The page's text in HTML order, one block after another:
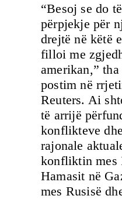
“Besoj se do
përpjekje për
drejtë në këtë
filloi me
amerikan,”
postim në
Reuters. Ai
të arrijë
konflikteve
rajonale
konfliktin mes
Hamasit në
mes Rusisë